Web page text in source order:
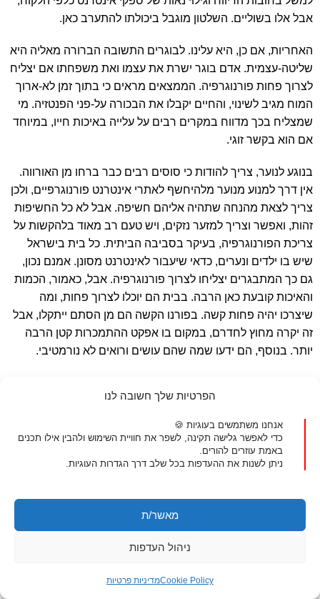
הפרטיות שלך חשובה לנו
אנחנו משתמשים בעוגיות 🍪
כדי לאפשר גלישה תקינה, לשפר את חוויית השימוש ולהבין אילו תכנים
באמת עוזרים להורים.
ניתן לשנות את ההעדפות בכל שלב דרך הגדרות העוגיות.
מאשר/ת
ניהול העדפות
Cookie Policyמדיניות פרטיות
אבל אלו בשוליים. השלטון מוגבל ביכולתו להתערב כאן.
האחריות, אם כן, היא עלינו. לבוגרים התשובה הברורה מאליה היא
שליטה-עצמית. אדם בוגר ישרת את עצמו ואת משפחתו אם יצליח
לצרוך פחות פורנוגרפיה. הממצאים מראים כי בתוך זמן לא-ארוך
המוח מגיב לשינוי, והחיים יקבלו את הבכורה על-פני הפנטזיה. מי
שמצליח בכך מדווח במקרים רבים על עלייה באיכות חייו, במיוחד
אם הוא בקשר זוגי.
בנוגע לנוער, צריך להודות כי סוסים רבים כבר ברחו מן האורווה.
אין דרך למנוע מנוער מלהיחשף לאתרי אינטרנט פורנוגרפיים, ולכן
צריך לצאת מהנחה שתהיה אליהם חשיפה. אבל לא כל החשיפות
זהות, ואפשר וצריך למזער נזקים, ויש טעם רב מאוד בלהקשות על
צריכת הפורנוגרפיה, בעיקר בסביבה הביתית. כל בית בישראל
שיש בו ילדים ונערים, כדאי שיעבור לאינטרנט מסונן. אמנם נכון,
גם כך המתבגרים יצליחו לצרוך פורנוגרפיה. אבל, כאמור, הכמות
והאיכות קובעת כאן הרבה. בבית הם יוכלו לצרוך פחות, ומה
שיצרכו יהיה פחות קשה. בפורנו הקשה הם מן הסתם ייתקלו, אבל
זה יקרה מחוץ לחדרם, במקום בו אפקט ההתמכרות קטן הרבה
יותר. בנוסף, הם ידעו שמה שהם עושים ורואים לא נורמטיבי.
העת גם דורשת מאיתנו לשנות לחלוטין את היחס ההורי לחינוך
מיני. ילד שגדל בסביבת מלחמה, מלמדים אותו מגיל צעיר על
מבחינה מינית, כל ילד גדל היום ב”אזור מלחמה”; כל התכנים
המיניים בעולם זמינים לו בלחיצת כפתור, והוא מתחיל לחפש
אותם בסביבות גיל 10.
אסטרטגיה להתייחסות בוגרת ורצינית למין, שתהיה בגובה העיניים
לאזור האישי